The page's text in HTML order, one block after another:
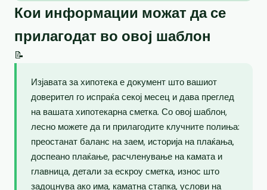
Кои информации можат да се
прилагодат во овој шаблон
📝
Изјавата за хипотека е документ што вашиот
доверител го испраќа секој месец и дава преглед
на вашата хипотекарна сметка. Со овој шаблон,
лесно можете да ги прилагодите клучните полиња:
преостанат баланс на заем, историја на плаќања,
доспеано плаќање, расчленување на камата и
главница, детали за ескроу сметка, износ што
задоцнува ако има, каматна стапка, услови на